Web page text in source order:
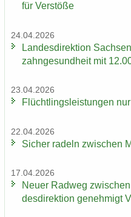
für Ver­stö­ße
24.04.2026
Lan­des­di­rek­ti­on
zahn­ge­sund­heit mit
23.04.2026
Flücht­lings­leis­tun­gen
22.04.2026
Si­cher ra­deln zwi­schen
17.04.2026
Neuer Rad­weg
des­di­rek­ti­on ge­neh­migt